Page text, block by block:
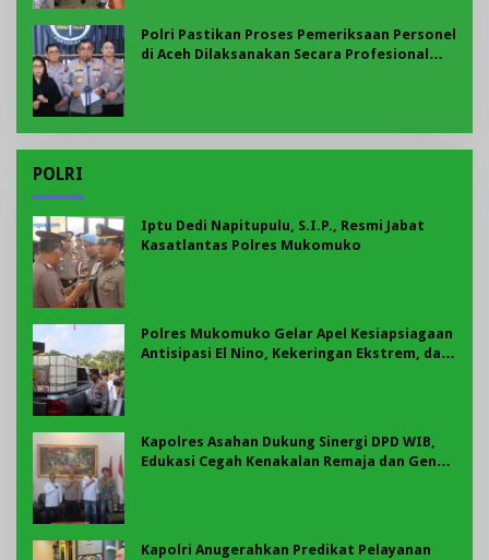
Polri Pastikan Proses Pemeriksaan Personel
di Aceh Dilaksanakan Secara Profesional
POLRI
Iptu Dedi Napitupulu, S.I.P., Resmi Jabat
Kasatlantas Polres Mukomuko
Polres Mukomuko Gelar Apel Kesiapsiagaan
Antisipasi El Nino, Kekeringan Ekstrem, dan
Kapolres Asahan Dukung Sinergi DPD WIB,
Edukasi Cegah Kenakalan Remaja dan Geng
Kapolri Anugerahkan Predikat Pelayanan